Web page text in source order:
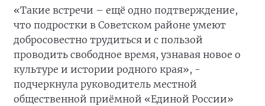
«Такие встречи – ещё одно подтверждение,
что подростки в Советском районе умеют
добросовестно трудиться и с пользой
проводить свободное время, узнавая новое о
культуре и истории родного края», -
подчеркнула руководитель местной
общественной приёмной «Единой России»